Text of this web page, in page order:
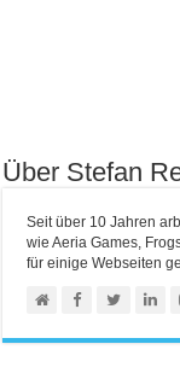
Über Stefan
Seit über 10 Jahren
wie Aeria Games,
für einige Webseiten